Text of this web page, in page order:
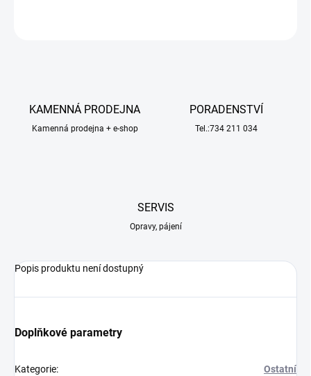
KAMENNÁ PRODEJNA
Kamenná prodejna + e-shop
PORADENSTVÍ
Tel.:734 211 034
SERVIS
Opravy, pájení
Popis produktu není dostupný
Doplňkové parametry
Kategorie: Ostatní